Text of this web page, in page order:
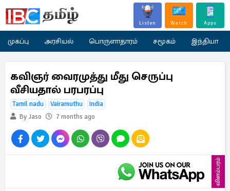
Listen Watch Apps
முகப்பு அரசியல் பொருளாதாரம் சமூகம் இந்தியா
கவிஞர் வைரமுத்து மீது செருப்பு
வீசியதால் பரபரப்பு
Tamil nadu Vairamuthu
India
By Jaso
7 months ago
விளம்பரம்